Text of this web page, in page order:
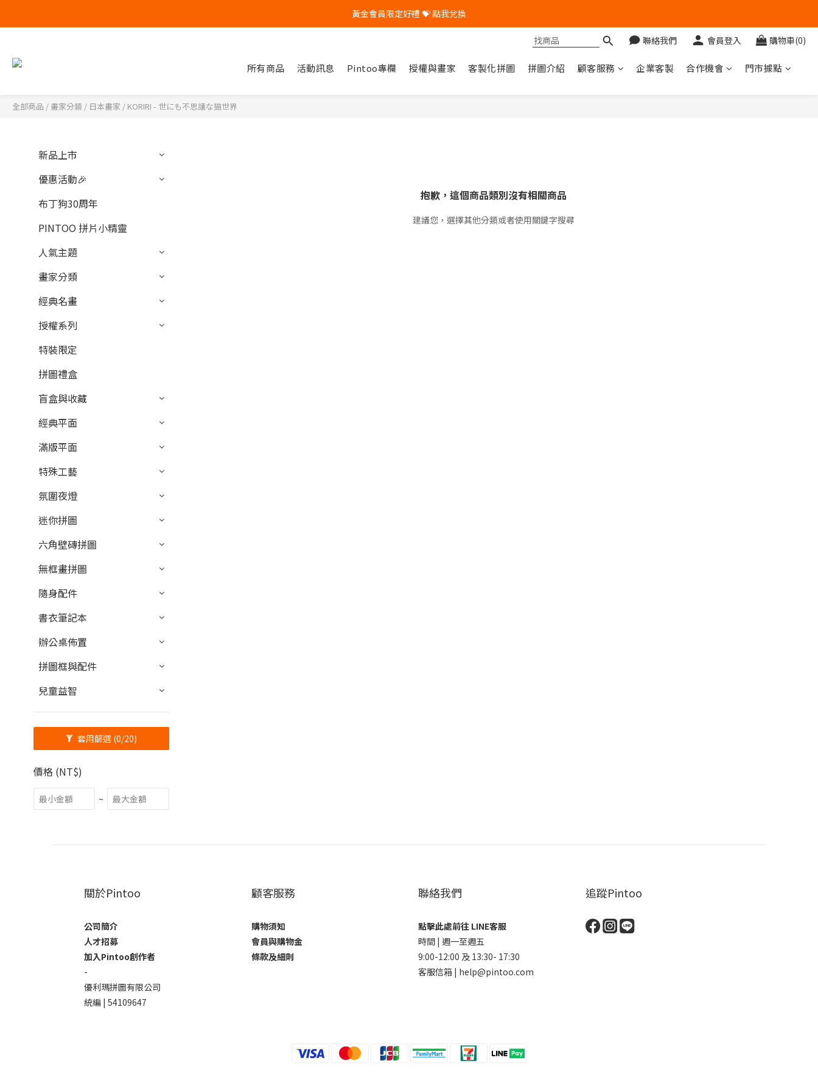
🎁 Pintoo送您專屬生日禮 🎁
黃金會員限定好禮 💝 點我兌換
聯絡我們 會員登入 購物車(0)
所有商品 活動訊息 Pintoo專欄 授權與畫家 客製化拼圖 拼圖介紹 顧客服務 企業客製 合作機會 門市據點
全部商品 / 畫家分類 / 日本畫家 / KORIRI - 世にも不思議な猫世界
新品上市
優惠活動🎉
布丁狗30周年
PINTOO 拼片小精靈
人氣主題
畫家分類
經典名畫
授權系列
特裝限定
拼圖禮盒
盲盒與收藏
經典平面
滿版平面
特殊工藝
氛圍夜燈
迷你拼圖
六角壁磚拼圖
無框畫拼圖
隨身配件
書衣筆記本
辦公桌佈置
拼圖框與配件
兒童益智
套用篩選 (0/20)
價格 (NT$)
~
抱歉，這個商品類別沒有相關商品
建議您，選擇其他分類或者使用關鍵字搜尋
關於Pintoo
公司簡介
人才招募
加入Pintoo創作者
-
優利瑪拼圖有限公司
統編 | 54109647
顧客服務
購物須知
會員與購物金
條款及細則
聯絡我們
點擊此處前往 LINE客服
時間 | 週一至週五
9:00-12:00 及 13:30- 17:30
客服信箱 | help@pintoo.com
追蹤Pintoo